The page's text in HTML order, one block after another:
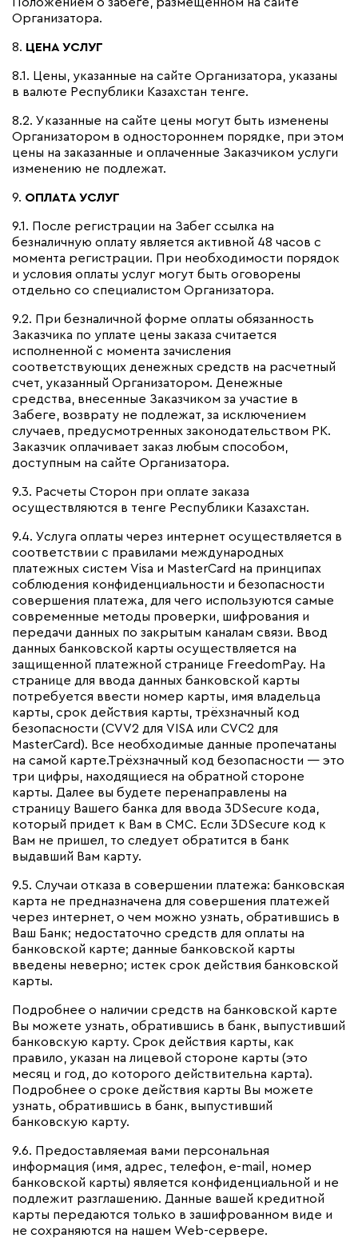
Организатора.
8. ЦЕНА УСЛУГ
8.1. Цены, указанные на сайте Организатора, указаны
в валюте Республики Казахстан тенге.
8.2. Указанные на сайте цены могут быть изменены
Организатором в одностороннем порядке, при этом
цены на заказанные и оплаченные Заказчиком услуги
изменению не подлежат.
9. ОПЛАТА УСЛУГ
9.1. После регистрации на Забег ссылка на
безналичную оплату является активной 48 часов с
момента регистрации. При необходимости порядок
и условия оплаты услуг могут быть оговорены
отдельно со специалистом Организатора.
9.2. При безналичной форме оплаты обязанность
Заказчика по уплате цены заказа считается
исполненной с момента зачисления
соответствующих денежных средств на расчетный
счет, указанный Организатором. Денежные
средства, внесенные Заказчиком за участие в
Забеге, возврату не подлежат, за исключением
случаев, предусмотренных законодательством РК.
Заказчик оплачивает заказ любым способом,
доступным на сайте Организатора.
9.3. Расчеты Сторон при оплате заказа
осуществляются в тенге Республики Казахстан.
9.4. Услуга оплаты через интернет осуществляется в
соответствии с правилами международных
платежных систем Visa и MasterCard на принципах
соблюдения конфиденциальности и безопасности
совершения платежа, для чего используются самые
современные методы проверки, шифрования и
передачи данных по закрытым каналам связи. Ввод
данных банковской карты осуществляется на
защищенной платежной странице FreedomPay. На
странице для ввода данных банковской карты
потребуется ввести номер карты, имя владельца
карты, срок действия карты, трёхзначный код
безопасности (CVV2 для VISA или CVC2 для
MasterCard). Все необходимые данные пропечатаны
на самой карте.Трёхзначный код безопасности — это
три цифры, находящиеся на обратной стороне
карты. Далее вы будете перенаправлены на
страницу Вашего банка для ввода 3DSecure кода,
который придет к Вам в СМС. Если 3DSecure код к
Вам не пришел, то следует обратится в банк
выдавший Вам карту.
9.5. Случаи отказа в совершении платежа: банковская
карта не предназначена для совершения платежей
через интернет, о чем можно узнать, обратившись в
Ваш Банк; недостаточно средств для оплаты на
банковской карте; данные банковской карты
введены неверно; истек срок действия банковской
карты.
Подробнее о наличии средств на банковской карте
Вы можете узнать, обратившись в банк, выпустивший
банковскую карту. Срок действия карты, как
правило, указан на лицевой стороне карты (это
месяц и год, до которого действительна карта).
Подробнее о сроке действия карты Вы можете
узнать, обратившись в банк, выпустивший
банковскую карту.
9.6. Предоставляемая вами персональная
информация (имя, адрес, телефон, e-mail, номер
банковской карты) является конфиденциальной и не
подлежит разглашению. Данные вашей кредитной
карты передаются только в зашифрованном виде и
не сохраняются на нашем Web-сервере.